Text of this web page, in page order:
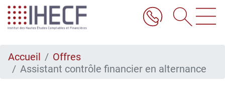
Aller
au
contenu
Accueil
Offres
Assistant contrôle financier en alternance